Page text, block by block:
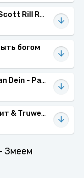
Alena - Appelle Moi (Scott Rill Remix)
богом
Ivan NAVI & Costel Van Dein - Разом з тобою
Райда ft. Скриптонит & Truwer - Женщины
Змеем